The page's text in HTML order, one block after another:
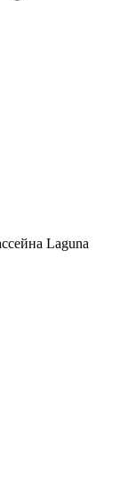
Laguna